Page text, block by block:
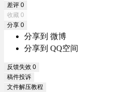
差评 0
收藏 0
分享 0
分享到 微博
分享到 QQ空间
反馈失效 0
稿件投诉
文件解压教程